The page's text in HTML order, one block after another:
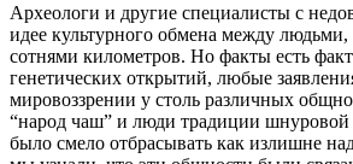
Археологи и другие специалисты с
идее культурного обмена между
сотнями километров. Но факты есть
генетических открытий, любые
мировоззрении у столь различных
“народ чаш” и люди традиции
было смело отбрасывать как излишне